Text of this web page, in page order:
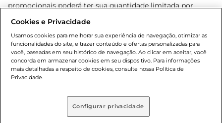
promocionais poderá ter sua quantidade limitada por
o e-commerce e válidos durante o dia de hoje, podendo
sofrer alterações sem prévia notificação. Proibida a venda
de bebidas alcoólicas para menores de 18 anos, conforme
Lei n.º 8069/90, art. 81, inciso II (Estatuto da Criança e do
Adolescente). Preços e condições exclusivos para o
www.bretas.com.br
Cookies e Privacidade
Usamos cookies para melhorar sua experiência de navegação, otimizar as
funcionalidades do site, e trazer conteúdo e ofertas personalizadas para
você, baseadas em seu histórico de navegação. Ao clicar em aceitar, você
concorda em armazenar cookies em seu dispositivo. Para informações
mais detalhadas a respeito de cookies, consulte nossa Política de
Privacidade.
Configurar privacidade